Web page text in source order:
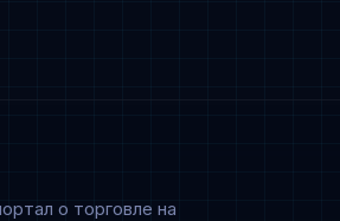
о торговле на